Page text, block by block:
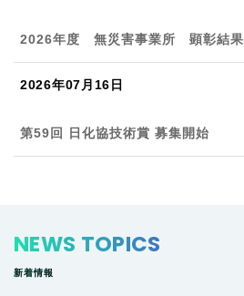
2026年度 無災害事業所 顕彰結果
2026年07月16日
第59回 日化協技術賞 募集開始
NEWS TOPICS
新着情報